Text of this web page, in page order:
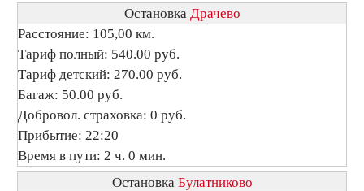
Остановка Драчево
Расстояние: 105,00 км.
Тариф полный: 540.00 руб.
Тариф детский: 270.00 руб.
Багаж: 50.00 руб.
Добровол. страховка: 0 руб.
Прибытие: 22:20
Время в пути: 2 ч. 0 мин.
Остановка Булатниково